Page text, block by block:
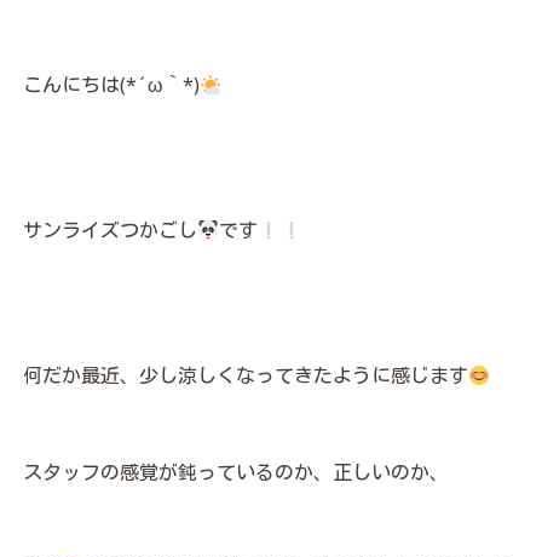
こんにちは(*´ω｀*)
サンライズつかごし です
何だか最近、少し涼しくなってきたように感じます
スタッフの感覚が鈍っているのか、正しいのか、